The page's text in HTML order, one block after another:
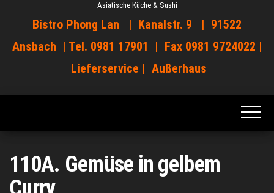
Asiatische Küche & Sushi
Bistro Phong Lan | Kanalstr. 9 | 91522
Ansbach | Tel. 0981 17901 | Fax 0981 9724022 |
Lieferservice | Außerhaus
110A. Gemüse in gelbem